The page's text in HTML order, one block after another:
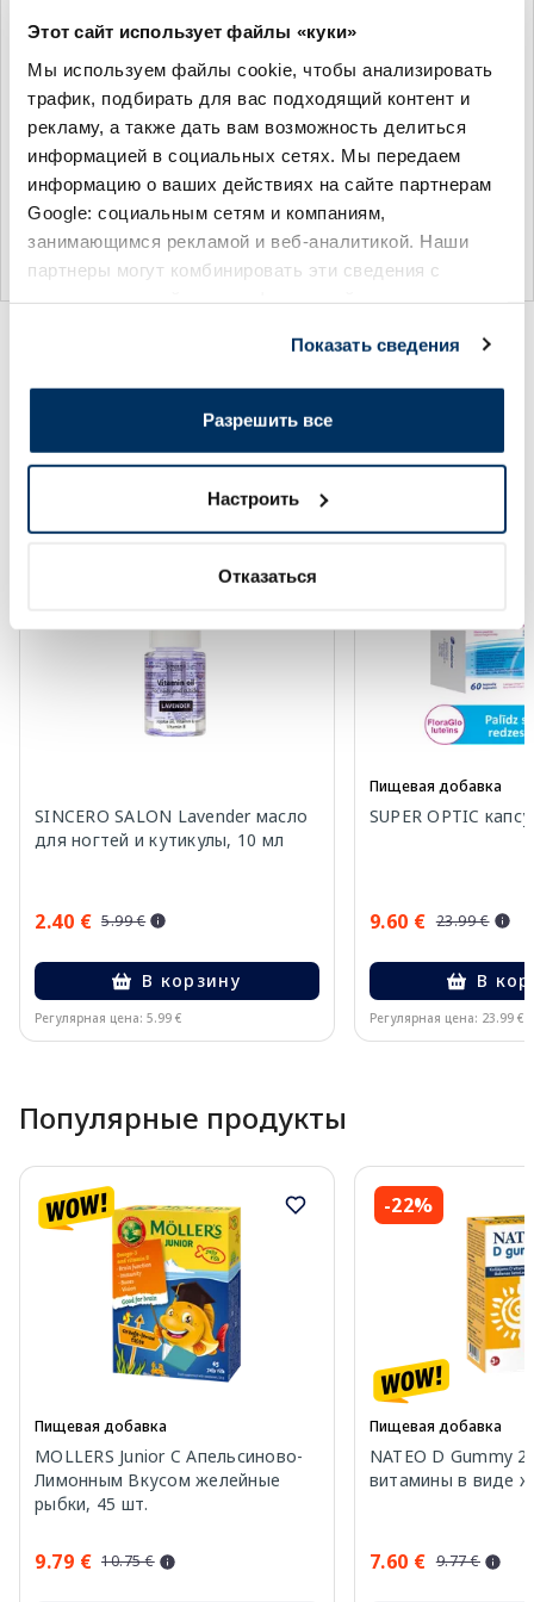
Этот сайт использует файлы «куки»
Мы используем файлы cookie, чтобы анализировать
трафик, подбирать для вас подходящий контент и
рекламу, а также дать вам возможность делиться
информацией в социальных сетях. Мы передаем
информацию о ваших действиях на сайте партнерам
Google: социальным сетям и компаниям,
занимающимся рекламой и веб-аналитикой. Наши
партнеры могут комбинировать эти сведения с
Показать сведения
Разрешить все
Настроить
Отказаться
Vorfusspolster G подушечка
под стопу, 2 шт.
23.95 €
В корзину
Vorfusspolster G подушечка
под стопу, 2 шт.
24.69 €
В корзину
Вы просмотрели 24 из 24 товаров
Ваши любимые товары со
скидкой!
SINCERO SALON Lavender масло
для ногтей и кутикулы, 10 мл
2.40 € 5.99 €
В корзину
Регулярная цена: 5.99 €
Пищевая добавка
SUPER OPTIC
9.60 € 23.99 €
В
Регулярная цена: 23.99 €
Популярные продукты
Пищевая добавка
MOLLERS Junior C Апельсиново-
Лимонным Вкусом желейные
рыбки, 45 шт.
9.79 € 10.75 €
-22%
Пищевая добавка
NATEO D Gummy
витамины в виде
7.60 € 9.77 €